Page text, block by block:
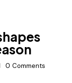
0 Comments